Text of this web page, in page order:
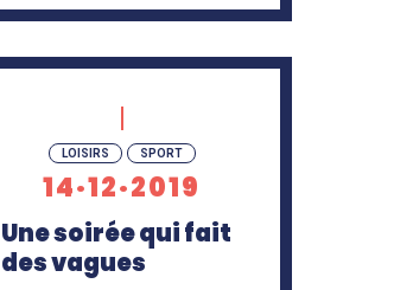
LOISIRS SPORT
14·12·2019
Une soirée qui fait
des vagues